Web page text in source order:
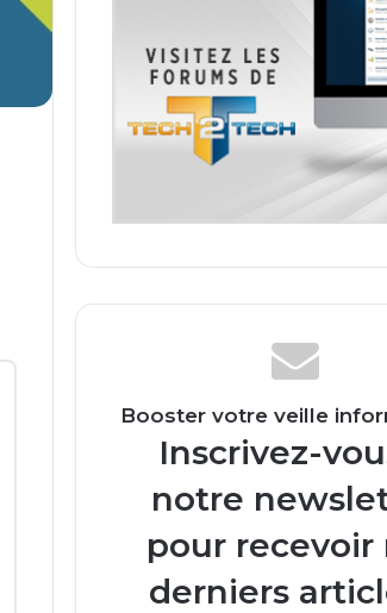
Booster votre veille
Inscrivez-
notre
pour recevoir
derniers